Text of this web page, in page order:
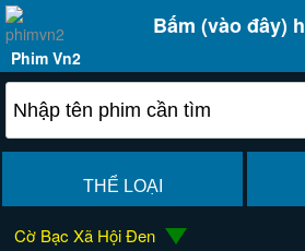
Bấm (vào đây)
Phim Vn2
THỂ LOẠI
Cờ Bạc Xã Hội Đen